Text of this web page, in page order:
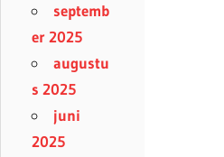
septemb
er 2025
augustu
s 2025
juni
2025